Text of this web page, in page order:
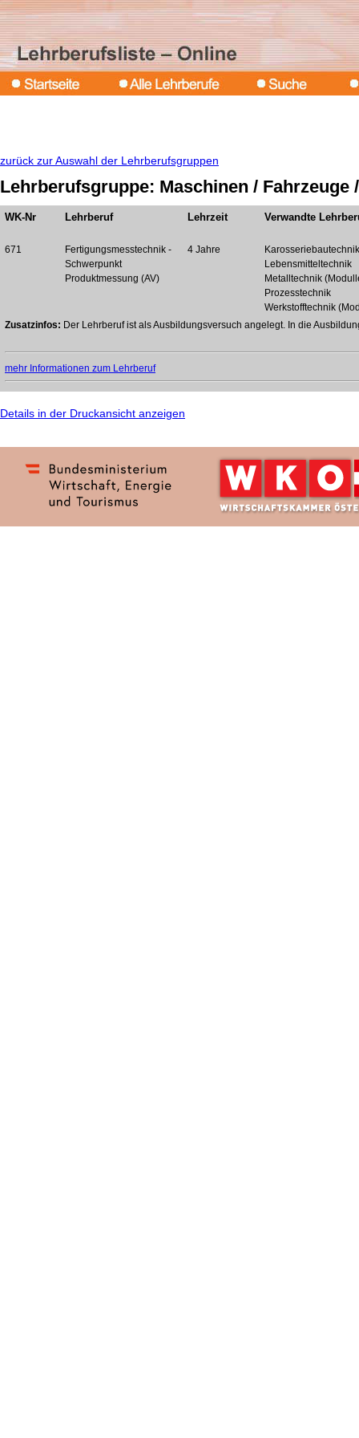
zurück zur Auswahl der Lehrberufsgruppen
Lehrberufsgruppe: Maschinen / Fahrzeuge
WK-Nr Lehrberuf Lehrzeit Verwandte
671
Fertigungsmesstechnik -
Schwerpunkt
Produktmessung (AV)
4 Jahre
Karosseriebautechnik
Lebensmitteltechnik
Metalltechnik
Prozesstechnik
Werkstofftechnik
Zusatzinfos: Der Lehrberuf ist als Ausbildungsversuch angelegt. In die
mehr Informationen zum Lehrberuf
Details in der Druckansicht anzeigen